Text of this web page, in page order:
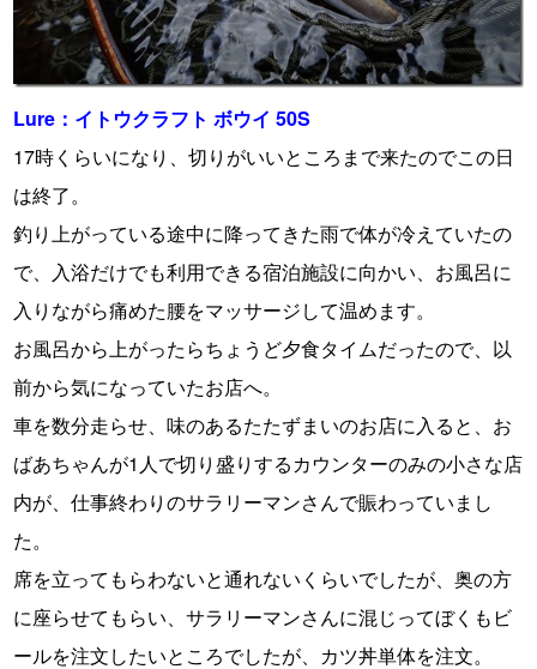
Lure：イトウクラフト ボウイ 50S
17時くらいになり、切りがいいところまで来たのでこの日
は終了。
釣り上がっている途中に降ってきた雨で体が冷えていたの
で、入浴だけでも利用できる宿泊施設に向かい、お風呂に
入りながら痛めた腰をマッサージして温めます。
お風呂から上がったらちょうど夕食タイムだったので、以
前から気になっていたお店へ。
車を数分走らせ、味のあるたたずまいのお店に入ると、お
ばあちゃんが1人で切り盛りするカウンターのみの小さな店
内が、仕事終わりのサラリーマンさんで賑わっていまし
た。
席を立ってもらわないと通れないくらいでしたが、奥の方
に座らせてもらい、サラリーマンさんに混じってぼくもビ
ールを注文したいところでしたが、カツ丼単体を注文。